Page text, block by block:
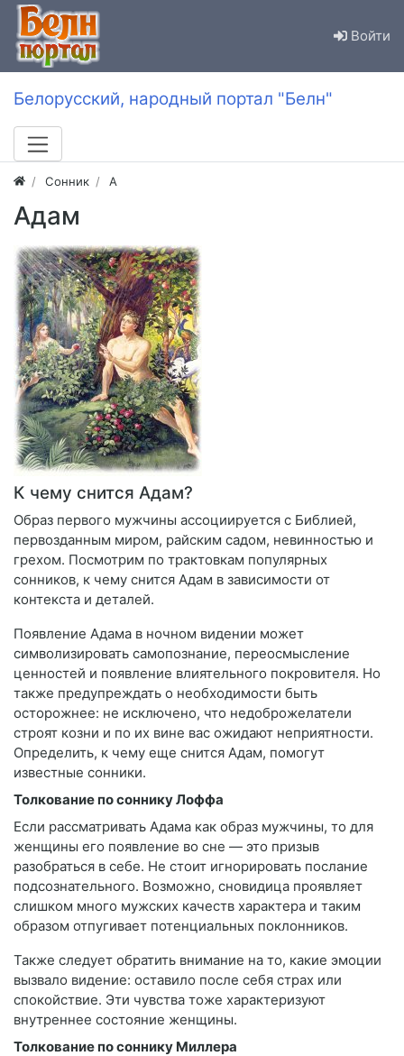
Войти
Белорусский, народный портал "Белн"
Сонник А
Адам
К чему снится Адам?
Образ первого мужчины ассоциируется с Библией,
первозданным миром, райским садом, невинностью и
грехом. Посмотрим по трактовкам популярных
сонников, к чему снится Адам в зависимости от
контекста и деталей.
Появление Адама в ночном видении может
символизировать самопознание, переосмысление
ценностей и появление влиятельного покровителя. Но
также предупреждать о необходимости быть
осторожнее: не исключено, что недоброжелатели
строят козни и по их вине вас ожидают неприятности.
Определить, к чему еще снится Адам, помогут
известные сонники.
Толкование по соннику Лоффа
Если рассматривать Адама как образ мужчины, то для
женщины его появление во сне — это призыв
разобраться в себе. Не стоит игнорировать послание
подсознательного. Возможно, сновидица проявляет
слишком много мужских качеств характера и таким
образом отпугивает потенциальных поклонников.
Также следует обратить внимание на то, какие эмоции
вызвало видение: оставило после себя страх или
спокойствие. Эти чувства тоже характеризуют
внутреннее состояние женщины.
Толкование по соннику Миллера